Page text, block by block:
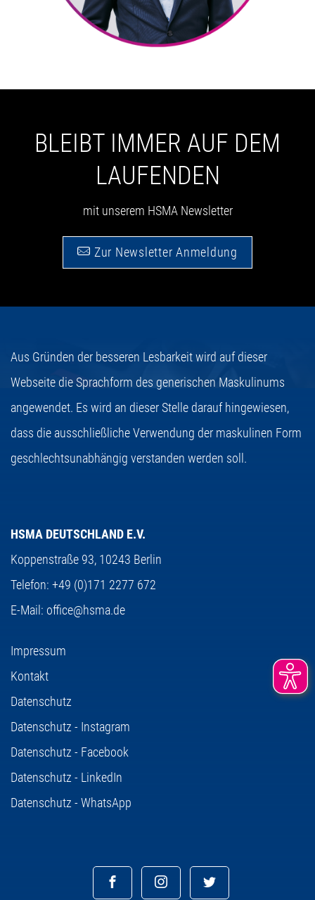
BLEIBT IMMER AUF DEM
LAUFENDEN
mit unserem HSMA Newsletter
Zur Newsletter Anmeldung
Aus Gründen der besseren Lesbarkeit wird auf dieser
Webseite die Sprachform des generischen Maskulinums
angewendet. Es wird an dieser Stelle darauf hingewiesen,
dass die ausschließliche Verwendung der maskulinen Form
geschlechtsunabhängig verstanden werden soll.
HSMA DEUTSCHLAND E.V.
Koppenstraße 93, 10243 Berlin
Telefon: +49 (0)171 2277 672
E-Mail: office@hsma.de
Impressum
Kontakt
Datenschutz
Datenschutz - Instagram
Datenschutz - Facebook
Datenschutz - LinkedIn
Datenschutz - WhatsApp